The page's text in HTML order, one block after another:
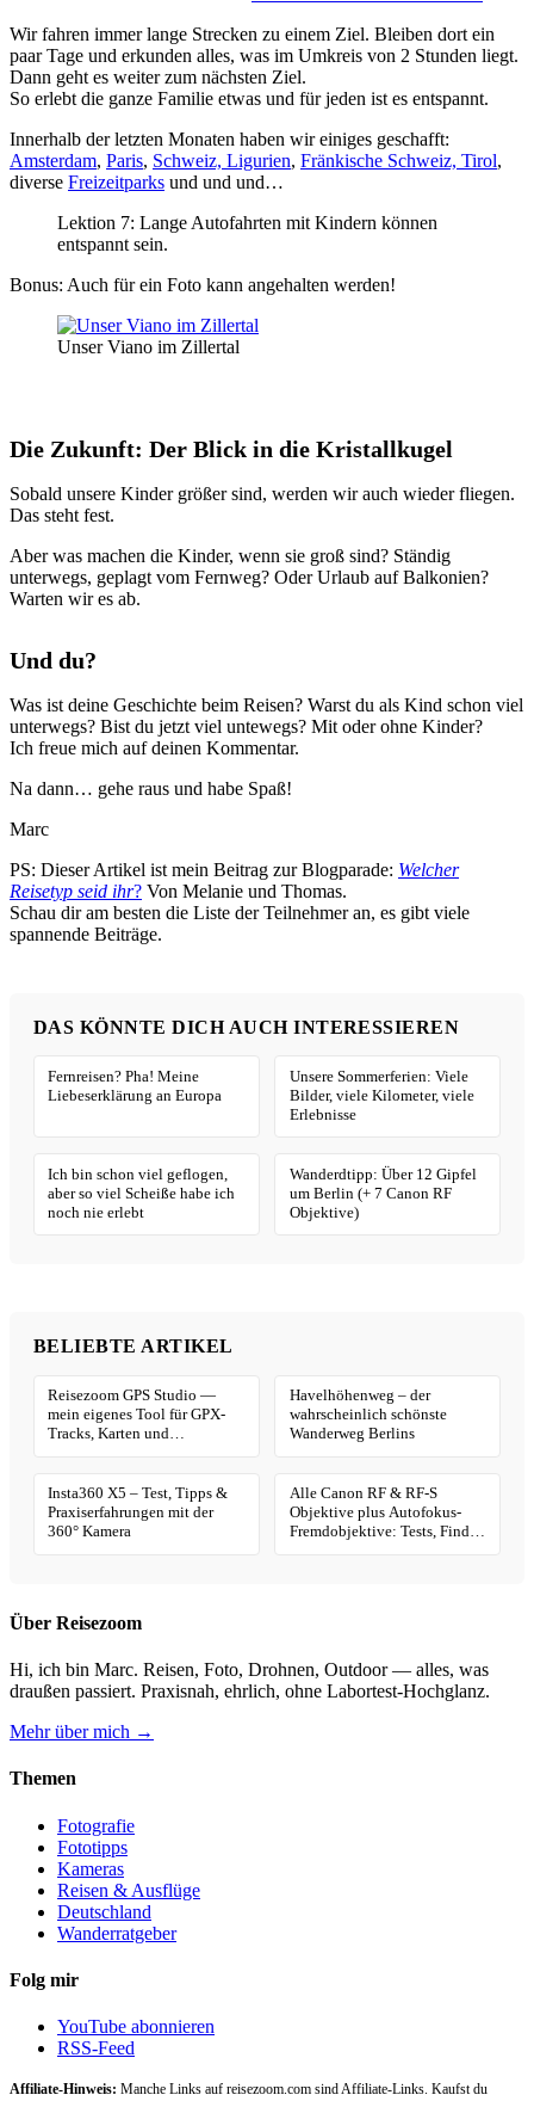
Wir fahren immer lange Strecken zu einem Ziel. Bleiben dort ein
paar Tage und erkunden alles, was im Umkreis von 2 Stunden liegt.
Dann geht es weiter zum nächsten Ziel.
So erlebt die ganze Familie etwas und für jeden ist es entspannt.
Innerhalb der letzten Monaten haben wir einiges geschafft:
Amsterdam, Paris, Schweiz, Ligurien, Fränkische Schweiz, Tirol,
diverse Freizeitparks und und und…
Lektion 7: Lange Autofahrten mit Kindern können
entspannt sein.
Bonus: Auch für ein Foto kann angehalten werden!
Unser Viano im Zillertal
Die Zukunft: Der Blick in die Kristallkugel
Sobald unsere Kinder größer sind, werden wir auch wieder fliegen.
Das steht fest.
Aber was machen die Kinder, wenn sie groß sind? Ständig
unterwegs, geplagt vom Fernweg? Oder Urlaub auf Balkonien?
Warten wir es ab.
Und du?
Was ist deine Geschichte beim Reisen? Warst du als Kind schon viel
unterwegs? Bist du jetzt viel untewegs? Mit oder ohne Kinder?
Ich freue mich auf deinen Kommentar.
Na dann… gehe raus und habe Spaß!
Marc
PS: Dieser Artikel ist mein Beitrag zur Blogparade: Welcher
Reisetyp seid ihr? Von Melanie und Thomas.
Schau dir am besten die Liste der Teilnehmer an, es gibt viele
spannende Beiträge.
DAS KÖNNTE DICH AUCH INTERESSIEREN
Fernreisen? Pha! Meine
Liebeserklärung an Europa
Unsere Sommerferien: Viele
Bilder, viele Kilometer, viele
Erlebnisse
Ich bin schon viel geflogen,
aber so viel Scheiße habe ich
noch nie erlebt
Wanderdtipp: Über 12 Gipfel
um Berlin (+ 7 Canon RF
Objektive)
BELIEBTE ARTIKEL
Reisezoom GPS Studio —
mein eigenes Tool für GPX-
Tracks, Karten und
Havelhöhenweg – der
wahrscheinlich schönste
Wanderweg Berlins
Insta360 X5 – Test, Tipps &
Praxiserfahrungen mit der
360° Kamera
Alle Canon RF & RF-S
Objektive plus Autofokus-
Fremdobjektive: Tests, Finder
Über Reisezoom
Hi, ich bin Marc. Reisen, Foto, Drohnen, Outdoor — alles, was
draußen passiert. Praxisnah, ehrlich, ohne Labortest-Hochglanz.
Mehr über mich →
Themen
Fotografie
Fototipps
Kameras
Reisen & Ausflüge
Deutschland
Wanderratgeber
Folg mir
YouTube abonnieren
RSS-Feed
Affiliate-Hinweis: Manche Links auf reisezoom.com sind Affiliate-Links. Kaufst du